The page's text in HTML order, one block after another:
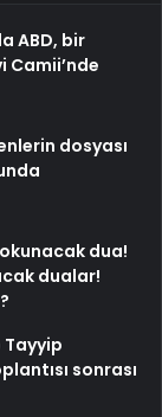
ABD, bir
Camii’nde
dosyası
dua!
dualar!
Tayyip
sonrası